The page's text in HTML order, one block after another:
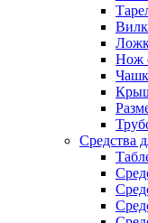
Нож
Средства